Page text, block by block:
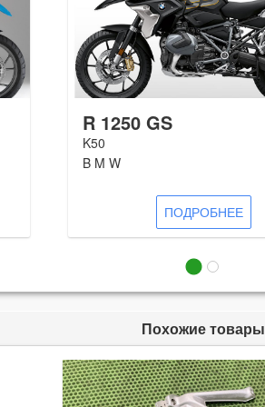
R 1250 GS
K50
B M W
ПОДРОБНЕЕ
Похожие товары